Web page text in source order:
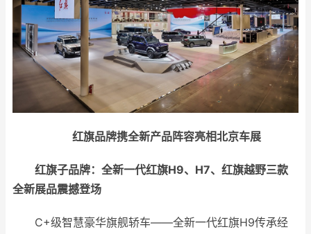
红旗品牌携全新产品阵容亮相北京车展
红旗子品牌： 全新一代红旗H9、 H7、红旗越野三款
全新展品震撼登场
C+级智慧豪华旗舰轿车——全新一代红旗H9传承经